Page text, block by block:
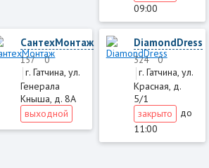
09:00
СантехМонтаж
157 0
г. Гатчина, ул.
Генерала
Кныша, д. 8А
выходной
DiamondDress
324 0
г. Гатчина, ул.
Красная, д.
5/1
закрыто
до
11:00